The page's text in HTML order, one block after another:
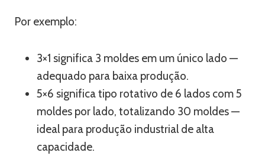
Por exemplo:
3×1 significa 3 moldes em um único lado —
adequado para baixa produção.
5×6 significa tipo rotativo de 6 lados com 5
moldes por lado, totalizando 30 moldes —
ideal para produção industrial de alta
capacidade.